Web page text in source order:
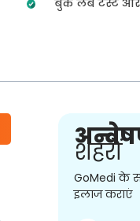
शहरों
GoMedi के
इलाज कराएं